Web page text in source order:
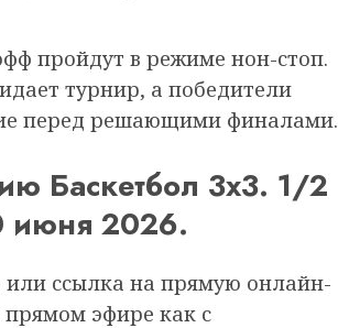
пройдут в режиме нон-стоп.
турнир, а победители
перед решающими финалами.
Баскетбол 3х3. 1/2
июня 2026.
или ссылка на прямую онлайн-
эфире как с